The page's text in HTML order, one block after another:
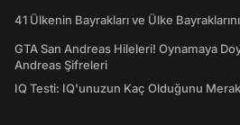
41 Ülkenin Bayrakları ve Ülke
GTA San Andreas Hileleri! Oynamaya
Andreas Şifreleri
IQ Testi: IQ'unuzun Kaç Olduğunu